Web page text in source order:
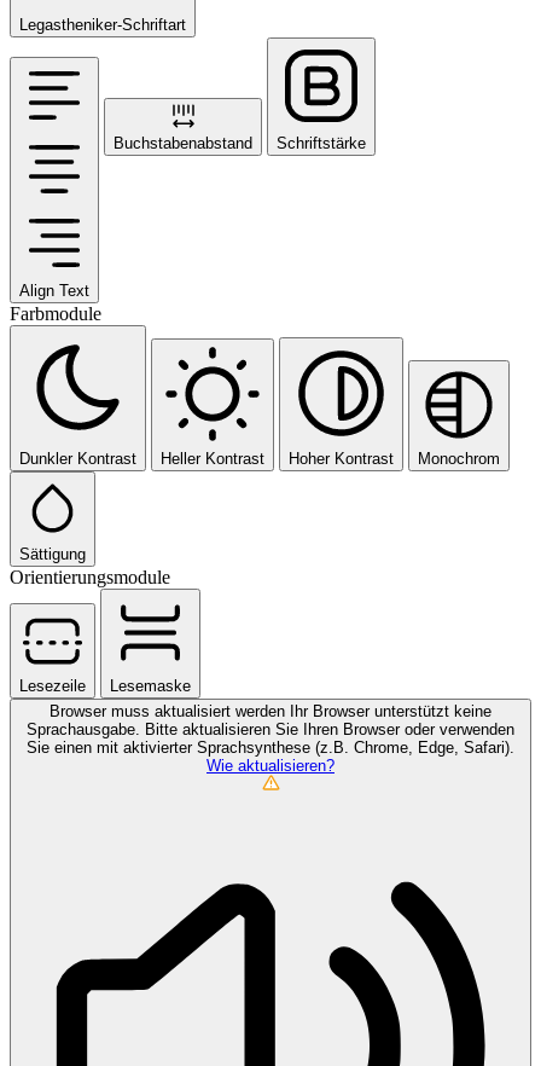
Legastheniker-Schriftart
Align Text
Buchstabenabstand Schriftstärke
Farbmodule
Dunkler Kontrast Heller Kontrast Hoher Kontrast Monochrom
Sättigung
Orientierungsmodule
Lesezeile
Lesemaske
Browser muss aktualisiert werden
Ihr Browser unterstützt keine
Sprachausgabe. Bitte aktualisieren Sie Ihren Browser oder verwenden
Sie einen mit aktivierter Sprachsynthese (z.B. Chrome, Edge, Safari).
Wie aktualisieren?